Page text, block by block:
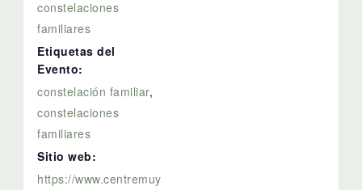
constelaciones
familiares
Etiquetas del
Evento:
constelación familiar,
constelaciones
familiares
Sitio web:
https://www.centremuy